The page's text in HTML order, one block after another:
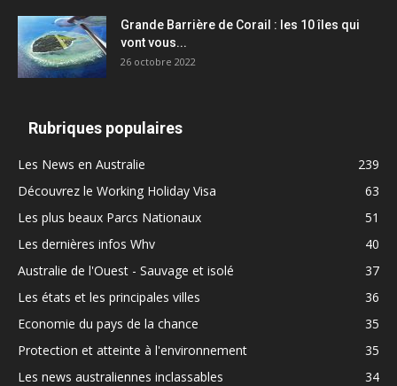
Grande Barrière de Corail : les 10 îles qui
vont vous...
26 octobre 2022
Rubriques populaires
Les News en Australie
239
Découvrez le Working Holiday Visa
63
Les plus beaux Parcs Nationaux
51
Les dernières infos Whv
40
Australie de l'Ouest - Sauvage et isolé
37
Les états et les principales villes
36
Economie du pays de la chance
35
Protection et atteinte à l'environnement
35
Les news australiennes inclassables
34